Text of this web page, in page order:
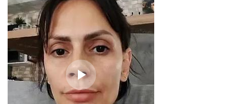
ChatApp
online
Мессенджеры
Свяжитесь с нами через любой удобный мессенджер!